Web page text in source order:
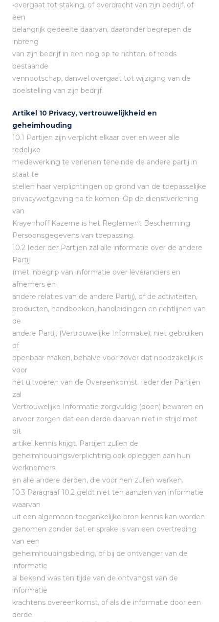
•overgaat tot staking, of overdracht van zijn bedrijf, of
een
belangrijk gedeelte daarvan, daaronder begrepen de
inbreng
van zijn bedrijf in een nog op te richten, of reeds
bestaande
vennootschap, danwel overgaat tot wijziging van de
doelstelling van zijn bedrijf.
Artikel 10 Privacy, vertrouwelijkheid en
geheimhouding
10.1 Partijen zijn verplicht elkaar over en weer alle
redelijke
medewerking te verlenen teneinde de andere partij in
staat te
stellen haar verplichtingen op grond van de toepasselijke
privacywetgeving na te komen. Op de dienstverlening
van
Krayenhoff Kazerne is het Reglement Bescherming
Persoonsgegevens van toepassing.
10.2 Ieder der Partijen zal alle informatie over de andere
Partij
(met inbegrip van informatie over leveranciers en
afnemers en
andere relaties van de andere Partij), of de activiteiten,
producten, handboeken, handleidingen en richtlijnen van
de
andere Partij, (Vertrouwelijke Informatie), niet gebruiken
of
openbaar maken, behalve voor zover dat noodzakelijk is
voor
het uitvoeren van de Overeenkomst. Ieder der Partijen
zal
Vertrouwelijke Informatie zorgvuldig (doen) bewaren en
ervoor zorgen dat een derde daarvan niet in strijd met
dit
artikel kennis krijgt. Partijen zullen de
geheimhoudingsverplichting ook opleggen aan hun
werknemers
en alle andere derden, die voor hen zullen werken.
10.3 Paragraaf 10.2 geldt niet ten aanzien van informatie
waarvan
uit een algemeen toegankelijke bron kennis kan worden
genomen zonder dat er sprake is van een overtreding
van een
geheimhoudingsbeding, of bij de ontvanger van de
informatie
al bekend was ten tijde van de ontvangst van de
informatie
krachtens overeenkomst, of als die informatie door een
derde